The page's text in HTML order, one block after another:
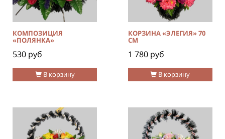
В корзину
КОМПОЗИЦИЯ
«ПОЛЯНКА»
530 руб
В корзину
КОРЗИНА «ЭЛЕГИЯ» 70
СМ
1 780 руб